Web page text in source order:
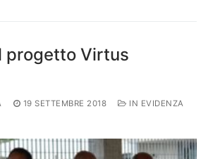
progetto Virtus
19 SETTEMBRE 2018
IN EVIDENZA